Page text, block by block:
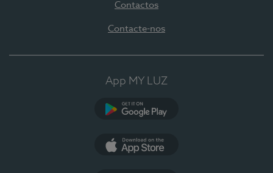
Contactos
Contacte-nos
App MY LUZ